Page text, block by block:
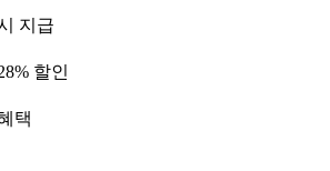
지급
할인
택